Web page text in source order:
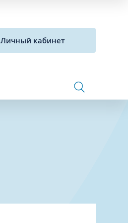
Личный кабинет